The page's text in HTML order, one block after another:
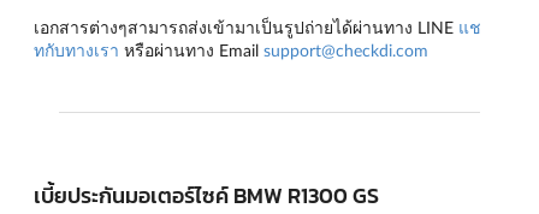
เอกสารต่างๆสามารถส่งเข้ามาเป็นรูปถ่ายได้ผ่านทาง LINE แช
ทกับทางเรา หรือผ่านทาง Email support@checkdi.com
เบี้ยประกันมอเตอร์ไซค์ BMW R1300 GS